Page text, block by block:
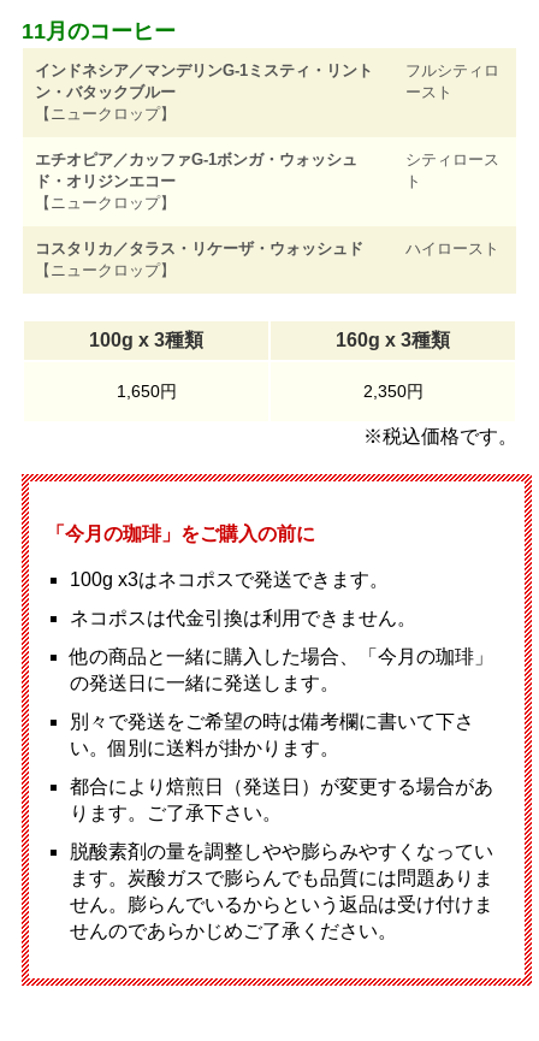
11月のコーヒー
インドネシア／マンデリンG-1ミスティ・リント
ン・バタックブルー
【ニュークロップ】
フルシティロ
ースト
エチオピア／カッファG-1ボンガ・ウォッシュ
ド・オリジンエコー
【ニュークロップ】
シティロース
ト
コスタリカ／タラス・リケーザ・ウォッシュド
【ニュークロップ】
ハイロースト
100g x 3種類 160g x 3種類
※税込価格です。
1,650円 2,350円
「今月の珈琲」をご購入の前に
100g x3はネコポスで発送できます。
ネコポスは代金引換は利用できません。
他の商品と一緒に購入した場合、「今月の珈琲」
の発送日に一緒に発送します。
別々で発送をご希望の時は備考欄に書いて下さ
い。個別に送料が掛かります。
都合により焙煎日（発送日）が変更する場合があ
ります。ご了承下さい。
脱酸素剤の量を調整しやや膨らみやすくなってい
ます。炭酸ガスで膨らんでも品質には問題ありま
せん。膨らんでいるからという返品は受け付けま
せんのであらかじめご了承ください。